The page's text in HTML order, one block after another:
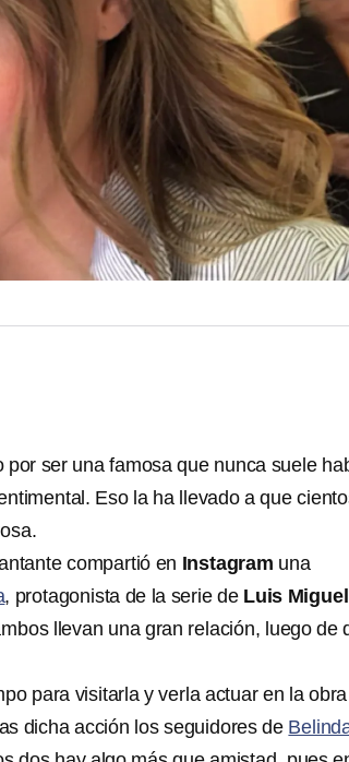
ser una famosa que nunca suele
Eso la ha llevado a que
compartió en Instagram una
, protagonista de la serie de Luis
llevan una gran relación, luego de
para visitarla y verla actuar en la
dicha acción los seguidores de